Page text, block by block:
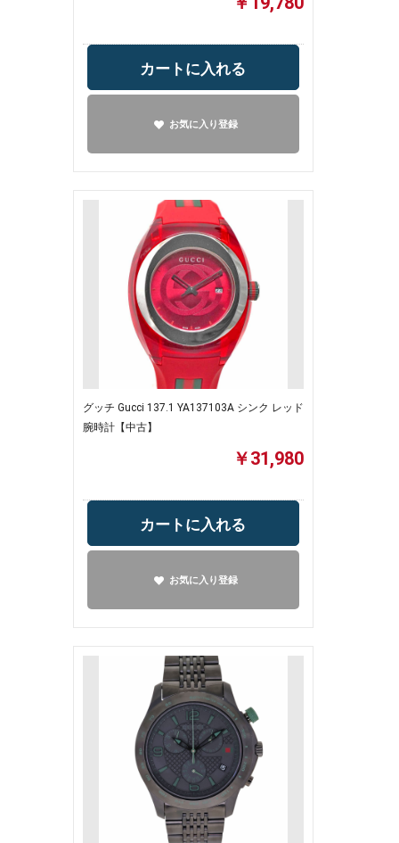
カートに入れる
お気に入り登録
グッチ Gucci 137.1 YA137103A シンク レッド
腕時計【中古】
￥31,980
カートに入れる
お気に入り登録